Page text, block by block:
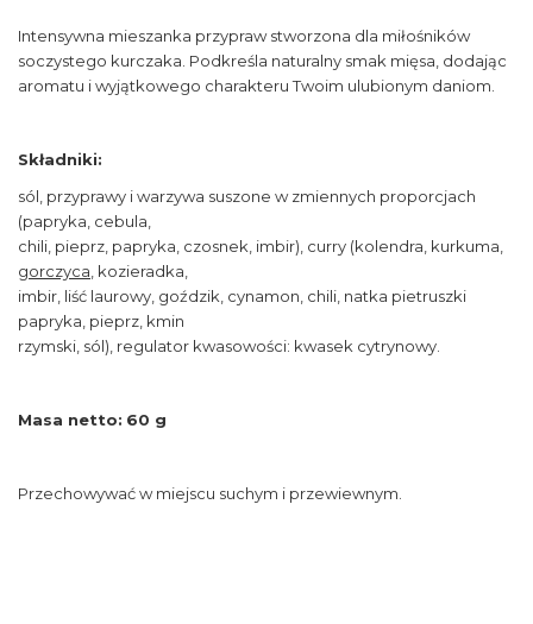
Intensywna mieszanka przypraw stworzona dla miłośników
soczystego kurczaka. Podkreśla naturalny smak mięsa, dodając
aromatu i wyjątkowego charakteru Twoim ulubionym daniom.
Składniki:
sól, przyprawy i warzywa suszone w zmiennych proporcjach
(papryka, cebula,
chili, pieprz, papryka, czosnek, imbir), curry (kolendra, kurkuma,
gorczyca, kozieradka,
imbir, liść laurowy, goździk, cynamon, chili, natka pietruszki
papryka, pieprz, kmin
rzymski, sól), regulator kwasowości: kwasek cytrynowy.
Masa netto: 60 g
Przechowywać w miejscu suchym i przewiewnym.